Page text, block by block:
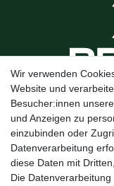
Kanalstraße 5, 95444
Wir verwenden
Website und
Besucher:innen
und Anzeigen zu
einzubinden oder
Datenverarbeitung
diese Daten mit
Die